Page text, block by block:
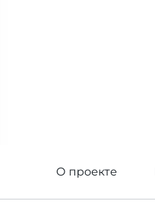
О проекте